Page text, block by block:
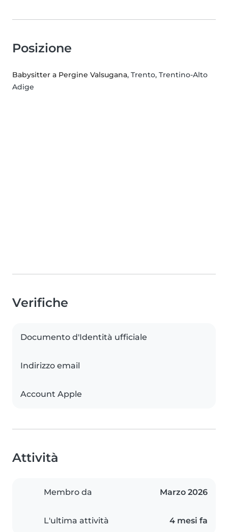
Posizione
Babysitter a Pergine Valsugana, Trento, Trentino-Alto
Adige
Verifiche
Documento d'Identità ufficiale
Indirizzo email
Account Apple
Attività
Membro da Marzo 2026
L'ultima attività 4 mesi fa